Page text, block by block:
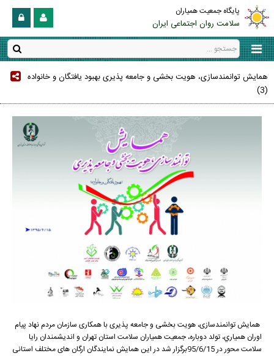
پایگاه جمعیت همیاران
سلامت روان اجتماعی ایران
همایش توانمندسازی، هویت بخشی و جامعه پذیری بهبود یافتگان و خانواده
(3)
همایش توانمندسازی، هویت بخشی و جامعه پذیری با همکاری سازمان مردم نهاد پيام
اوران همياري، تولد دوباره، جمعيت همياران سلامت استان تهران و انديشمندان رايا
سلامت محور در 95/6/15برگزار شد در این همایش نمایندگان ارگان های مختلف استانی